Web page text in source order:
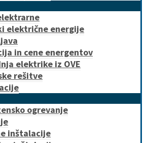
električne energije
in cene energentov
elektrike iz OVE
rešitve
ogrevanje
inštalacije